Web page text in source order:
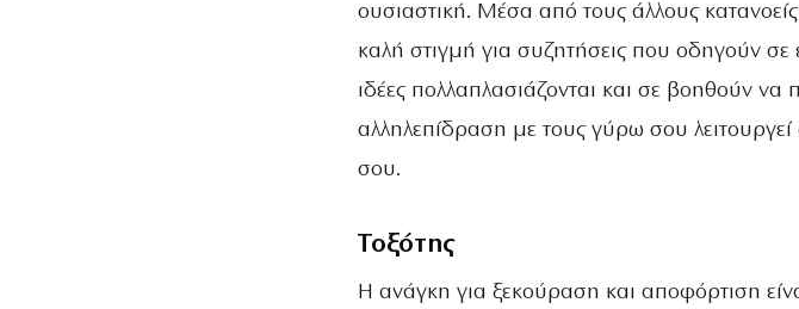
ουσιαστική. Μέσα από τους άλλους
καλή στιγμή για συζητήσεις που οδηγούν σε
ιδέες πολλαπλασιάζονται και σε βοηθούν να
αλληλεπίδραση με τους γύρω σου λειτουργεί
σου.
Τοξότης
Η ανάγκη για ξεκούραση και αποφόρτιση